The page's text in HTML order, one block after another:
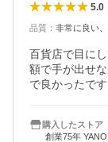
5.0
品質 ： 非常に良い
百貨店で目に
額で手が出せ
で良かったです
購入したストア
創業75年